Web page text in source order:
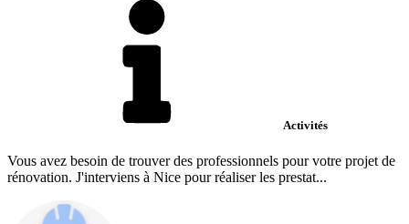
Activités
Vous avez besoin de trouver des professionnels pour votre projet de
rénovation. J'interviens à Nice pour réaliser les prestat...